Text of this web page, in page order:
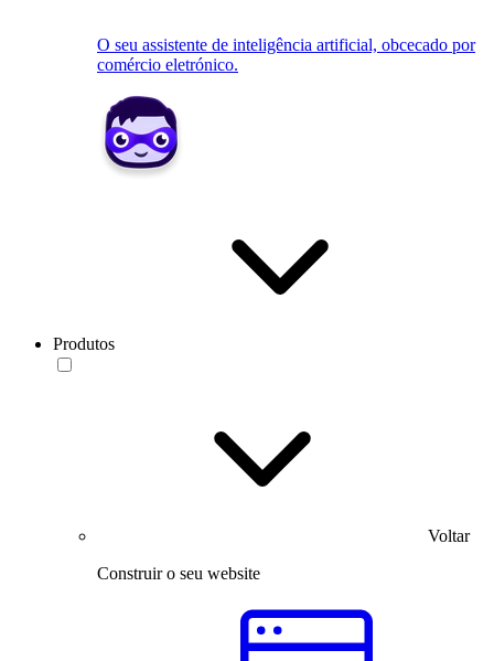
O seu assistente de inteligência artificial, obcecado por
comércio eletrónico.
Produtos
Voltar
Construir o seu website